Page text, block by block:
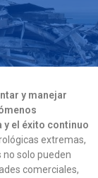
y manejar
el éxito continuo
extremas,
solo pueden
comerciales,